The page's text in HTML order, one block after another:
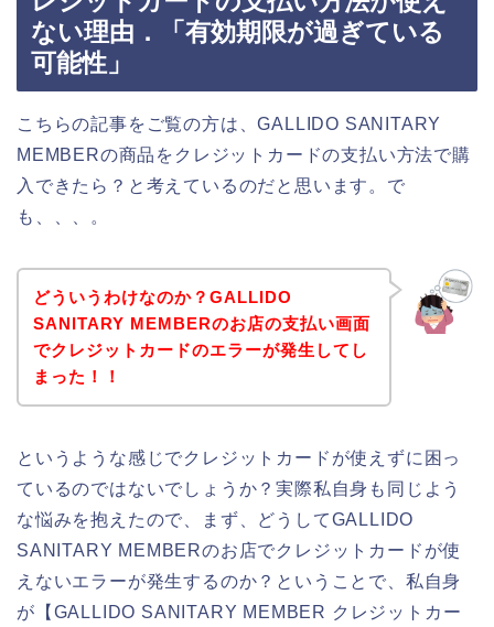
ない理由．「有効期限が過ぎている
可能性」
こちらの記事をご覧の方は、GALLIDO SANITARY
MEMBERの商品をクレジットカードの支払い方法で購
入できたら？と考えているのだと思います。で
も、、、。
どういうわけなのか？GALLIDO
SANITARY MEMBERのお店の支払い画面
でクレジットカードのエラーが発生してし
まった！！
というような感じでクレジットカードが使えずに困っ
ているのではないでしょうか？実際私自身も同じよう
な悩みを抱えたので、まず、どうしてGALLIDO
SANITARY MEMBERのお店でクレジットカードが使
えないエラーが発生するのか？ということで、私自身
が【GALLIDO SANITARY MEMBER クレジットカー